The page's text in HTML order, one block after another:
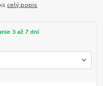
celý popis
3 až 7 dní